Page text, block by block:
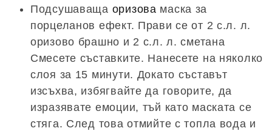
Подсушаваща оризова маска за
порцеланов ефект. Прави се от 2 с.л. л.
оризово брашно и 2 с.л. л. сметана
Смесете съставките. Нанесете на няколко
слоя за 15 минути. Докато съставът
изсъхва, избягвайте да говорите, да
изразявате емоции, тъй като маската се
стяга. След това отмийте с топла вода и